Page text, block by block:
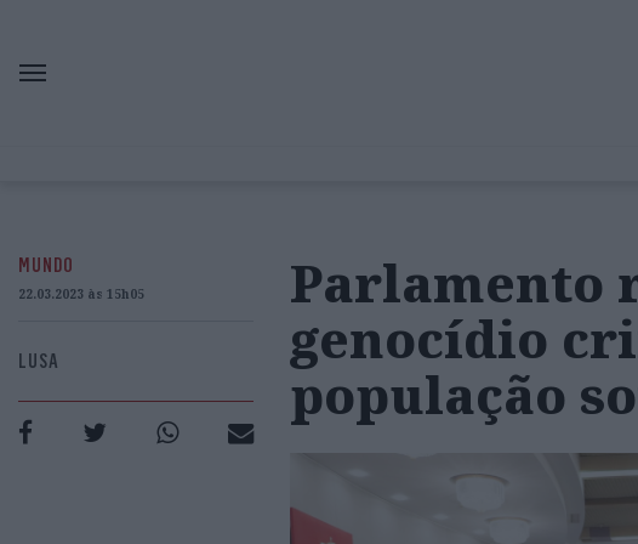
MUNDO
22.03.2023 às 15h05
LUSA
Parlamento
genocídio
população